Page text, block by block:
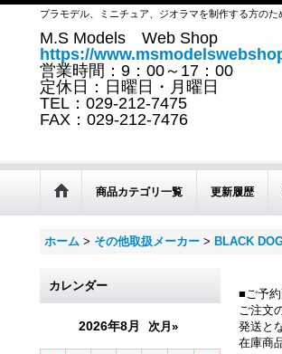
プラモデル、ミニチュア、ジオラマを制作する方の
M.S Models Web Shop
https://
営業時間：9：00～17：00
定休日：日曜日・月曜日
TEL：029-212-7475
FAX：029-212-7476
商品カテゴリ一覧 更新履歴
ホーム > その他取扱メーカー > BLACK
カレンダー
2026年8月 次月»
■ご予
ご注文
発送と
在庫商